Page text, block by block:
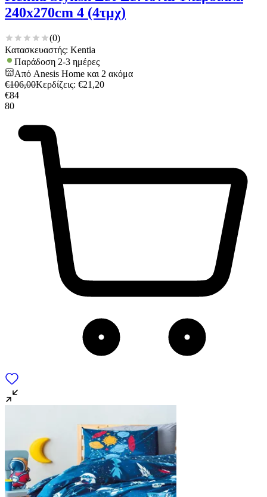
240x270cm 4 (4τμχ)
(0)
Κατασκευαστής: Kentia
Παράδοση 2-3 ημέρες
Από Anesis Home και 2 ακόμα
€106,00Κερδίζεις: €21,20
€84
80